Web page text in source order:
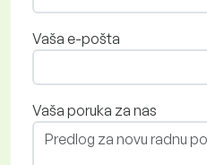
Vaša e-pošta
Vaša poruka za nas